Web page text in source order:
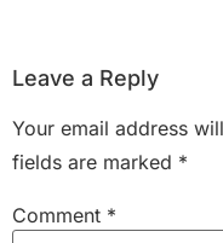
Leave a Reply
Your email address
fields are marked *
Comment *